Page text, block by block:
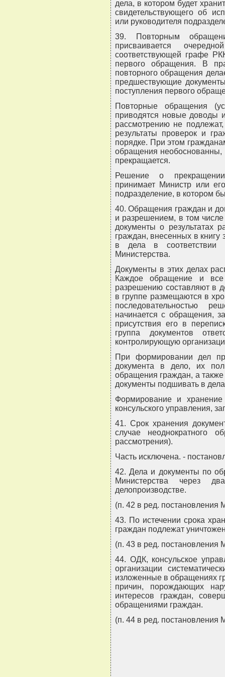
дела, в котором будет
свидетельствующего об
или руководителя
39. Повторным
присваивается
соответствующей графе
первого обращения. В
повторного обращения
предшествующие
поступления первого
Повторные обращения
приводятся новые доводы
рассмотрению не
результаты проверок и
порядке. При этом
обращения необоснованны,
прекращается.
Решение о
принимает Министр или
подразделение, в котором
40. Обращения граждан и
и разрешением, в том
документы о результатах
граждан, внесенных в
в дела в соответствии
Министерства.
Документы в этих делах
Каждое обращение и
разрешению составляют в
в группе размещаются в
последовательностью
начинается с обращения,
присутствия его в
группа документов
контролирующую
При формировании дел
документа в дело, их
обращения граждан, а
документы подшивать в
Формирование и
консульского управления,
41. Срок хранения
случае неоднократного
рассмотрения).
Часть исключена. -
42. Дела и документы по
Министерства через
делопроизводстве.
(п. 42 в ред. постановления
43. По истечении срока
граждан подлежат
(п. 43 в ред. постановления
44. ОДК, консульское
организации
изложенные в обращениях
причин, порождающих
интересов граждан,
обращениями граждан.
(п. 44 в ред. постановления